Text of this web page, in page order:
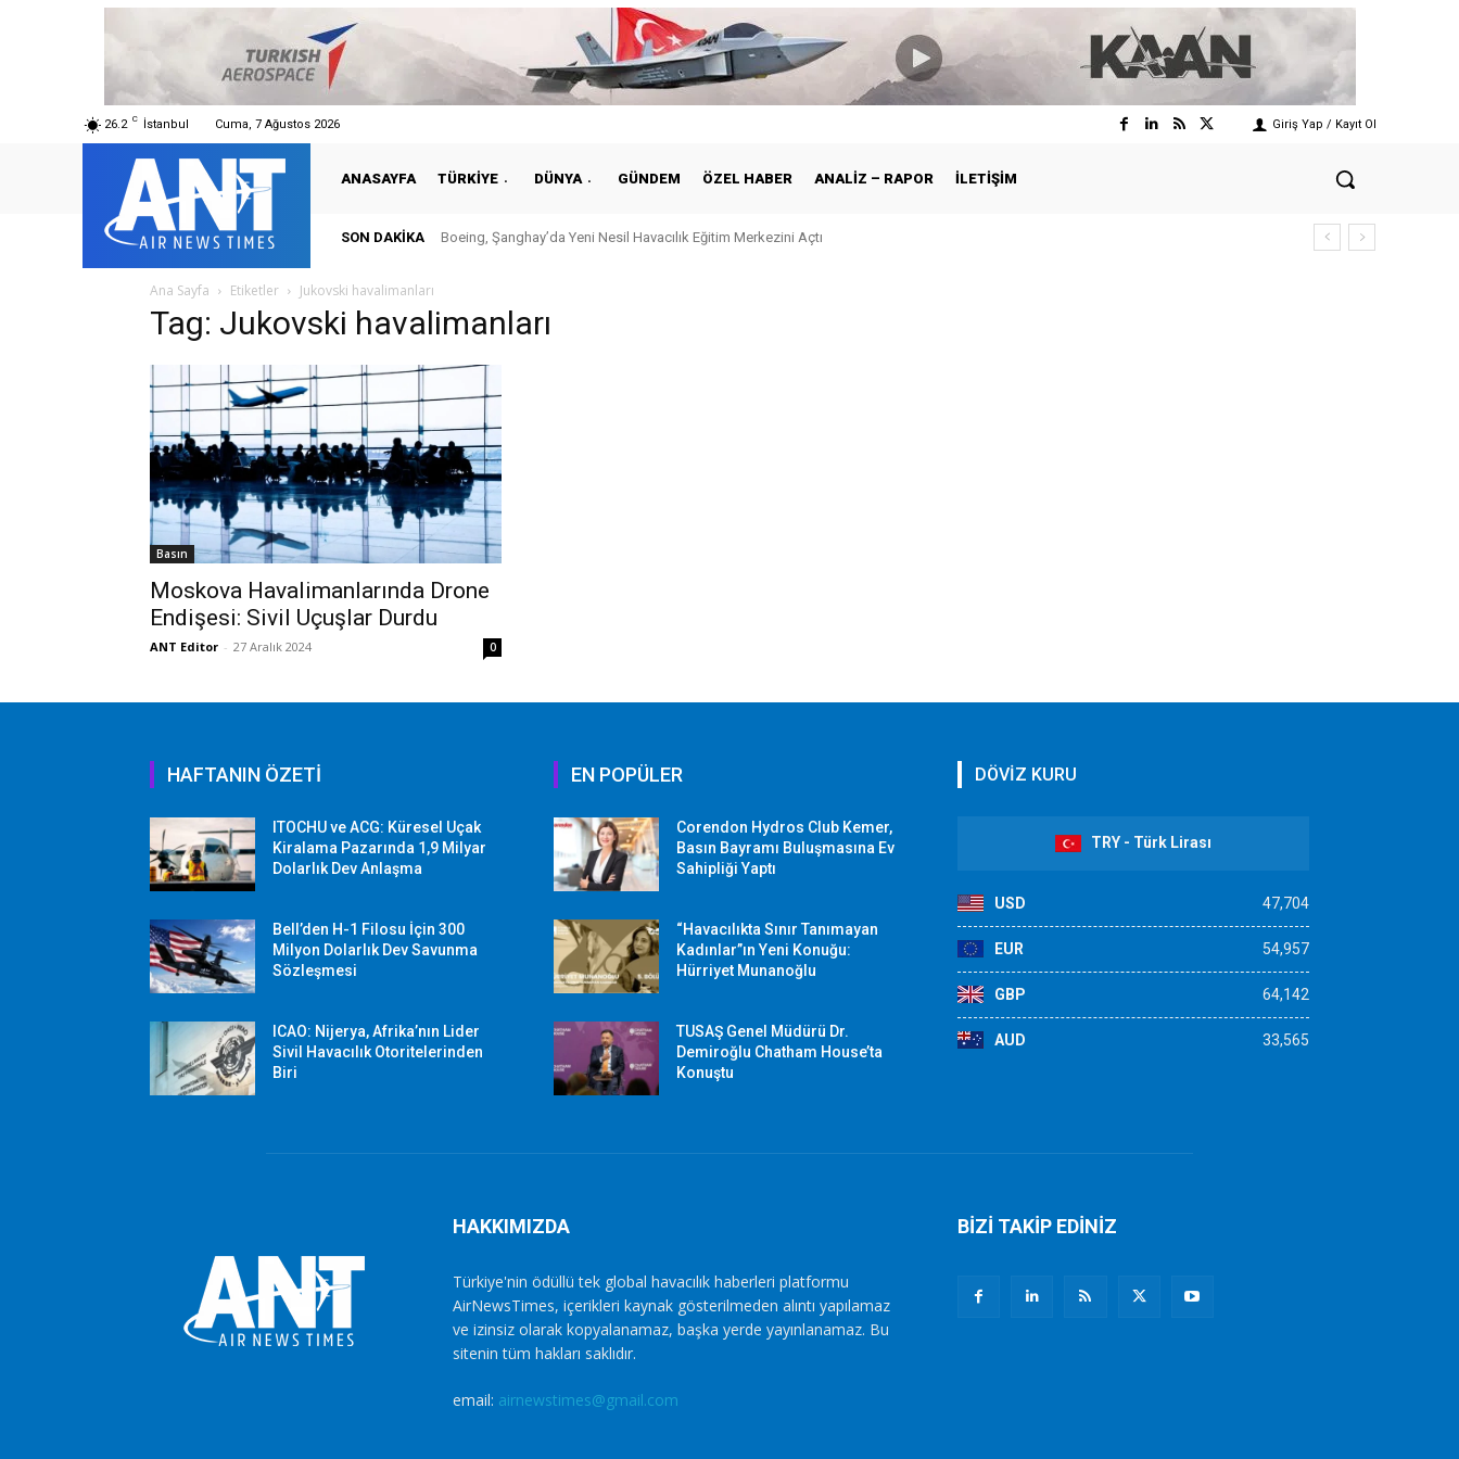
26.2 C İstanbul Cuma, 7 Ağustos 2026 Giriş Yap / Kayıt Ol
ANASAYFA TÜRKIYE DÜNYA GÜNDEM ÖZEL HABER ANALIZ – RAPOR İLETIŞIM
SON DAKIKA Boeing, Şanghay’da Yeni Nesil Havacılık Eğitim Merkezini Açtı
Ana Sayfa Etiketler Jukovski havalimanları
Tag: Jukovski havalimanları
Basın
Moskova Havalimanlarında Drone
Endişesi: Sivil Uçuşlar Durdu
ANT Editor - 27 Aralık 2024 0
HAFTANIN ÖZETİ
ITOCHU ve ACG: Küresel Uçak
Kiralama Pazarında 1,9 Milyar
Dolarlık Dev Anlaşma
Bell’den H-1 Filosu İçin 300
Milyon Dolarlık Dev Savunma
Sözleşmesi
ICAO: Nijerya, Afrika’nın Lider
Sivil Havacılık Otoritelerinden
Biri
EN POPÜLER
Corendon Hydros Club Kemer,
Basın Bayramı Buluşmasına Ev
Sahipliği Yaptı
“Havacılıkta Sınır Tanımayan
Kadınlar”ın Yeni Konuğu:
Hürriyet Munanoğlu
TUSAŞ Genel Müdürü Dr.
Demiroğlu Chatham House’ta
Konuştu
DÖVİZ KURU
TRY - Türk Lirası
USD 47,704
EUR 54,957
GBP 64,142
AUD 33,565
HAKKIMIZDA
Türkiye'nin ödüllü tek global havacılık haberleri platformu
AirNewsTimes, içerikleri kaynak gösterilmeden alıntı yapılamaz
ve izinsiz olarak kopyalanamaz, başka yerde yayınlanamaz. Bu
sitenin tüm hakları saklıdır.
email: airnewstimes@gmail.com
BİZİ TAKİP EDİNİZ